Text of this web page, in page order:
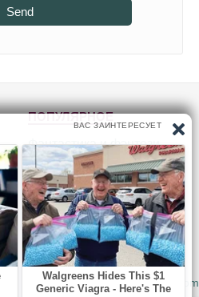
Send
ПОПУЛЯРНОЕ
Фантастика и фэнтези
Детективы, триллеры
Для детей
Роман, проза
Приключения
Юмор, сатира
© 2010-2026 Audiobook-mp3.com